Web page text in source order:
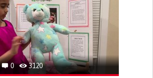
REGAINING SENSORY FUNCTION
MANAGEMENT
(VACCINATION, PROTECTION, FALLS,
OPHTHALMOLOGY
0 3120